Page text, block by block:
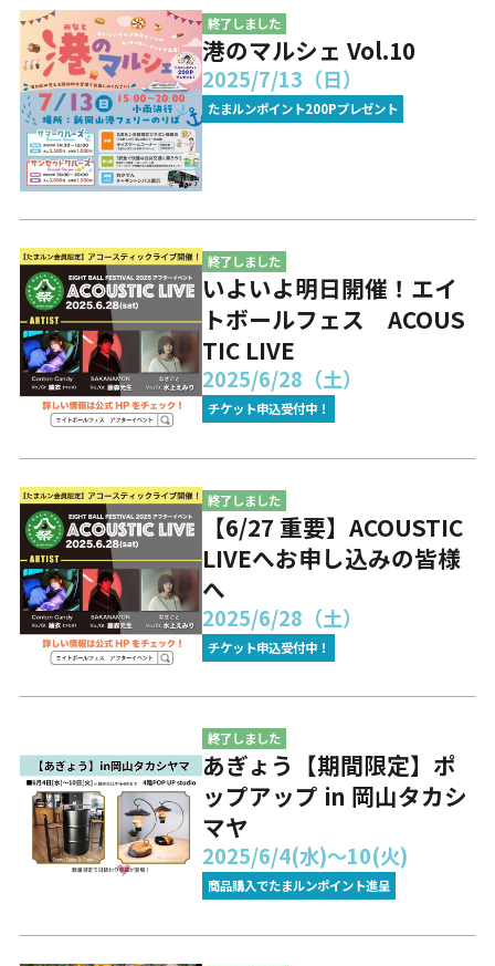
終了しました
港のマルシェ Vol.10
2025/7/13（日）
たまルンポイント200Pプレゼント
終了しました
いよいよ明日開催！エイ
トボールフェス ACOUS
TIC LIVE
2025/6/28（土）
チケット申込受付中！
終了しました
【6/27 重要】ACOUSTIC
LIVEへお申し込みの皆様
へ
2025/6/28（土）
チケット申込受付中！
終了しました
あぎょう【期間限定】ポ
ップアップ in 岡山タカシ
マヤ
2025/6/4(水)〜10(火)
商品購入でたまルンポイント進呈